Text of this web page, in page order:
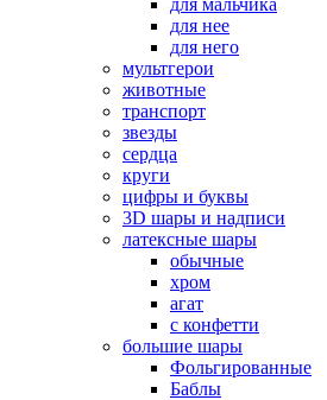
для мальчика
для нее
для него
мультгерои
животные
транспорт
звезды
сердца
круги
цифры и буквы
3D шары и надписи
латексные шары
обычные
хром
агат
с конфетти
большие шары
Фольгированные
Баблы